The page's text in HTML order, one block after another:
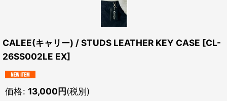
CALEE(キャリー) / STUDS LEATHER KEY CASE [CL-
26SS002LE EX]
価格: 13,000円(税別)